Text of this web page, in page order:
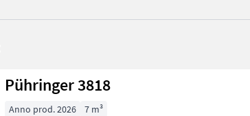
Pühringer 3818
Anno prod. 2026 7 m³